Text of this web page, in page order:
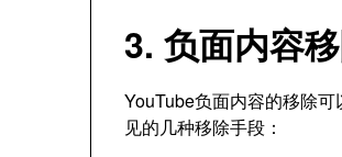
3. 负面内容
YouTube负面内容的移除
见的几种移除手段：